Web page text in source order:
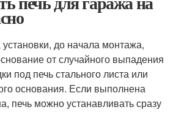
до начала монтажа,
от случайного выпадения
под печь стального листа или
основания. Если выполнена
печь можно устанавливать сразу